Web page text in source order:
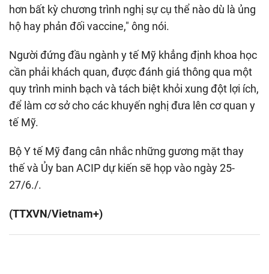
hơn bất kỳ chương trình nghị sự cụ thể nào dù là ủng
hộ hay phản đối vaccine," ông nói.
Người đứng đầu ngành y tế Mỹ khẳng định khoa học
cần phải khách quan, được đánh giá thông qua một
quy trình minh bạch và tách biệt khỏi xung đột lợi ích,
để làm cơ sở cho các khuyến nghị đưa lên cơ quan y
tế Mỹ.
Bộ Y tế Mỹ đang cân nhắc những gương mặt thay
thế và Ủy ban ACIP dự kiến sẽ họp vào ngày 25-
27/6./.
(TTXVN/Vietnam+)